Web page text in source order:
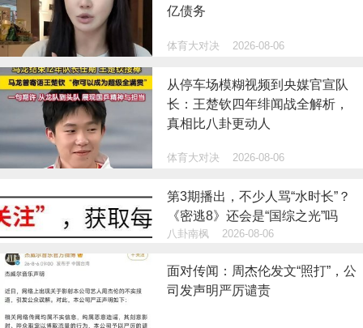
亿债务
体育大对决 2026-08-06
从停车场模糊视频到央媒官宣队
长：王楚钦四年绯闻战全解析，
真相比八卦更动人
体育大对决 2026-08-06
第3期播出，不少人骂“水时长”？
《密逃8》还会是“国综之光”吗
八卦南枫 2026-08-06
面对传闻：周杰伦发文“照打”，公
司发声明严厉谴责